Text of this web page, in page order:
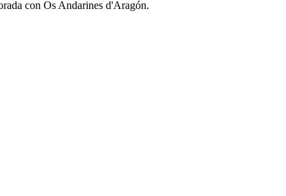
con Os Andarines d'Aragón.